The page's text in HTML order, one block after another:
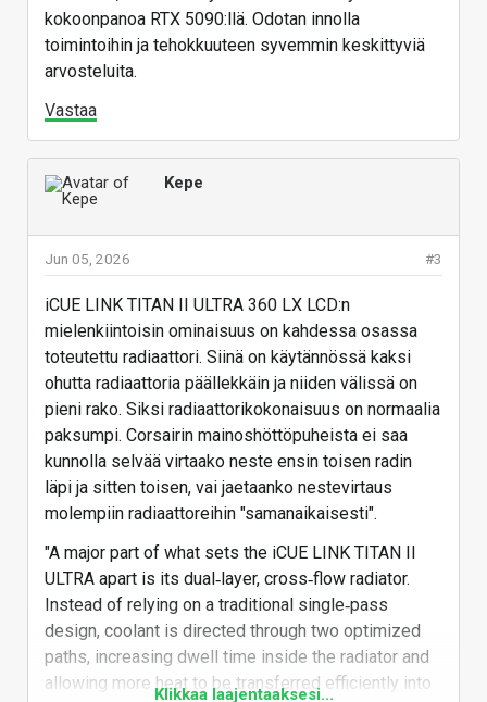
painallukselle.
Messujen pelikuulokeuutuus edullisempaan
hintaluokkaan oli kevytrakenteinen
saapuu myyntiin sekä langattomana että
neodyymimagneettiset kaiutinelementit.
Langattomalle versiolle lupaillaan 30 tunnin
akunkestoa 50 %:n äänenvoimakkuudella. Corsair
kehuu panostaneensa kuulokkeissa erityisesti
mikrofonin selkeyteen edullisuudesta huolimatta.
TC80 & Xeneon Edge (Crystal & Smoke)
TC80puolestaan on Corsairin uusi pelituoli, jota
mainostetaan kategoriassaan järkihintaisena
vaihtoehtona. Tuoli yhdistelee verhoilussaan
kangasta ja synteettistä nahkaa ja tarjoaa
esimerkiksi sisäänrakennetun lanneselän tuen sekä
irrotettavan niskatyynyn.
Lisäksi Corsairin 14,5-tuumainenXeneon Edge -
lisänäyttötulee saataville kahdella uudella
värivaihtoehdolla, jotka ovatläpinäkyvä Crystal ja
läpikuultava Smoke.
Corsair ei vielä valottanut sen tarkemmin Computex-
kokoonpanoa RTX 5090:llä. Odotan innolla
toimintoihin ja tehokkuuteen syvemmin keskittyviä
arvosteluita.
Vastaa
Kepe
#3
Jun 05, 2026
iCUE LINK TITAN II ULTRA 360 LX LCD:n
mielenkiintoisin ominaisuus on kahdessa osassa
toteutettu radiaattori. Siinä on käytännössä kaksi
ohutta radiaattoria päällekkäin ja niiden välissä on
pieni rako. Siksi radiaattorikokonaisuus on normaalia
paksumpi. Corsairin mainoshöttöpuheista ei saa
kunnolla selvää virtaako neste ensin toisen radin
läpi ja sitten toisen, vai jaetaanko nestevirtaus
molempiin radiaattoreihin "samanaikaisesti".
"A major part of what sets the iCUE LINK TITAN II
ULTRA apart is its dual‑layer, cross‑flow radiator.
Instead of relying on a traditional single‑pass
design, coolant is directed through two optimized
paths, increasing dwell time inside the radiator and
allowing more heat to be transferred efficiently into
Klikkaa laajentaaksesi...